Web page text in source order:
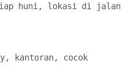
huni, lokasi di jalan
kantoran, cocok